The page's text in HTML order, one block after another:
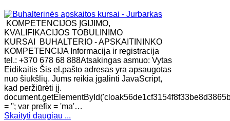
KOMPETENCIJOS ĮGIJIMO,
KVALIFIKACIJOS TOBULINIMO
KURSAI BUHALTERIO - APSKAITININKO
KOMPETENCIJA Informacija ir registracija
tel.: +370 678 68 888Atsakingas asmuo: Vytas
Eidikaitis Šis el.pašto adresas yra apsaugotas
nuo šiukšlių. Jums reikia įgalinti JavaScript,
kad peržiūrėti jį.
= ''; var prefix = 'ma'…
Skaityti daugiau ...